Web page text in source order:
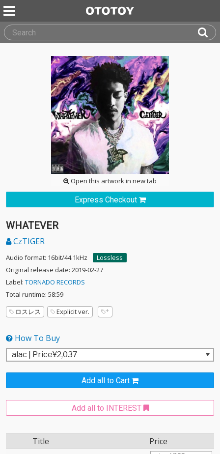
Open this artwork in new tab
Express Checkout
WHATEVER
CzTIGER
Audio format: 16bit/44.1kHz
Lossless
Original release date: 2019-02-27
Label: TORNADO RECORDS
Total runtime: 58:59
ロスレス
Explicit ver.
How To Buy
Add all to Cart
Add all to INTEREST
Title Price